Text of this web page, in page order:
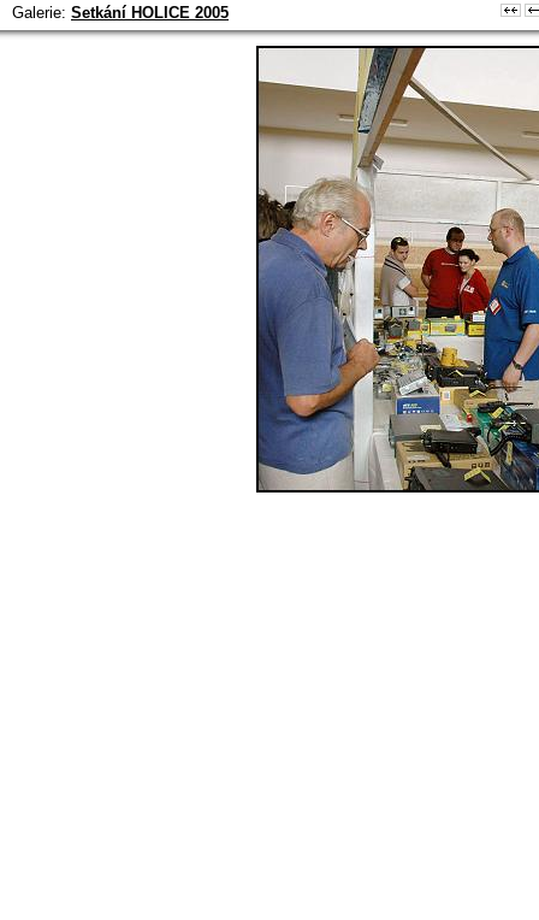
Galerie: Setkání HOLICE 2005